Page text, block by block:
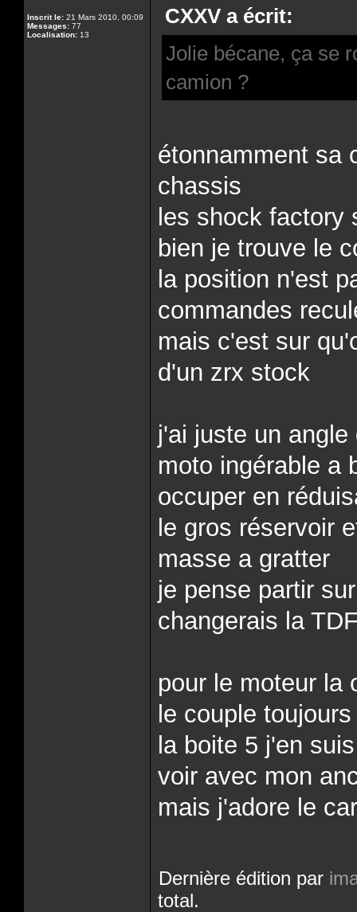
Inscrit le: 21 Mars 2010, 00:09
Messages: 77
Localisation: 13
CXXV a écrit:
Jolie bécane, ça se
camion ?
étonnamment sa
chassis
les shock factory
bien je trouve le
la position n'est
commandes
mais c'est sur
d'un zrx stock
j'ai juste un
moto ingérable a
occuper en
le gros réservoir
masse a gratter
je pense partir
changerais la
pour le moteur
le couple
la boite 5 j'en
voir avec mon
mais j'adore le
Dernière édition par
total.